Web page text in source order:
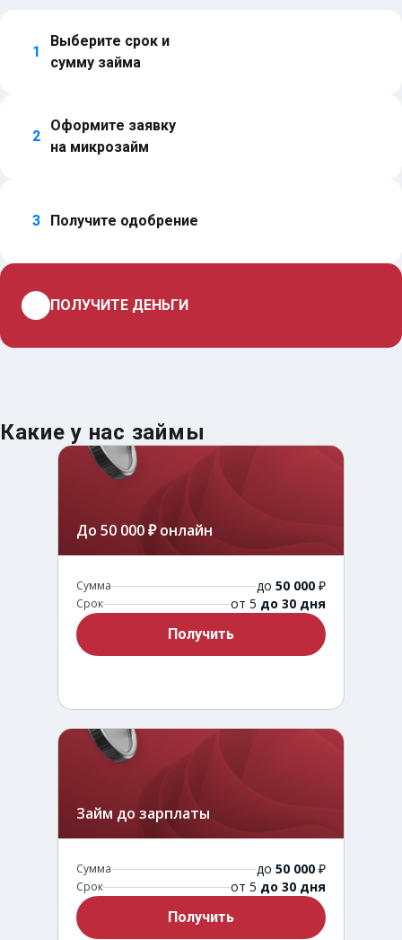
1
Выберите срок и
сумму займа
2
Оформите заявку
на микрозайм
3 Получите одобрение
ПОЛУЧИТЕ ДЕНЬГИ
Какие у нас займы
До 50 000 ₽ онлайн
Сумма до 50 000 ₽
Срок от 5 до 30 дня
Получить
Займ до зарплаты
Сумма до 50 000 ₽
Срок от 5 до 30 дня
Получить